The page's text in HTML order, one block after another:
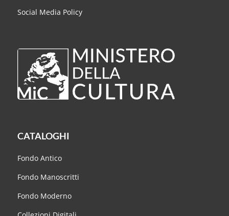
Social Media Policy
CATALOGHI
Fondo Antico
Fondo Manoscritti
Fondo Moderno